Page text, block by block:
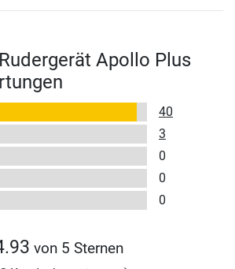
Apollo Plus
40
3
0
0
0
von 5 Sternen